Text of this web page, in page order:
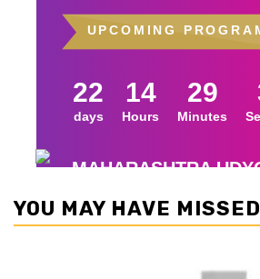
YOU MAY HAVE MISSED